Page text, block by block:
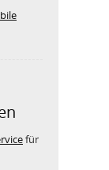
für